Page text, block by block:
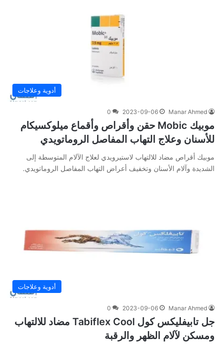
أدوية وعلاجات
Manar Ahmed
2023-09-06
0
موبيك Mobic حقن وأقراص وأقماع ميلوكسيكام
للأسنان وعلاج التهاب المفاصل الروماتويدي
موبيك أقراص مضاد للالتهاب لاستيرويدي لعلاج الآلام المتوسطة إلى
الشديدة وآلام الأسنان وتخفيف أعراض التهاب المفاصل الروماتويدي.
أدوية وعلاجات
Manar Ahmed
2023-09-06
0
جل تابيفليكس كول Tabiflex Cool مضاد للالتهاب
ومسكن لآلام الظهر والرقبة